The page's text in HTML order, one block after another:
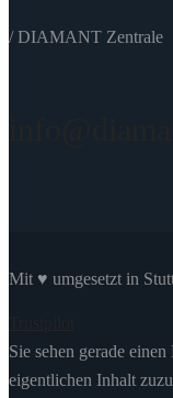
/ DIAMANT Zentrale
Mit ♥ umgesetzt in
Sie sehen gerade
eigentlichen Inhalt